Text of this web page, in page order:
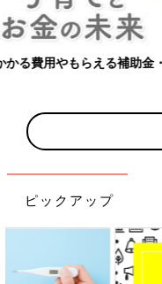
【ワクチン接種できるもの
ピックアップ